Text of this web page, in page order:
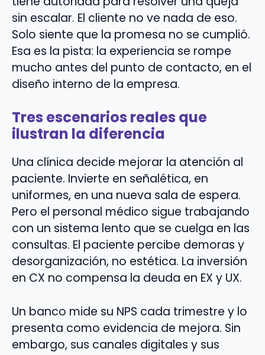
sin escalar. El cliente no ve nada de eso.
Solo siente que la promesa no se cumplió.
Esa es la pista: la experiencia se rompe
mucho antes del punto de contacto, en el
diseño interno de la empresa.
Tres escenarios reales que
ilustran la diferencia
Una clínica decide mejorar la atención al
paciente. Invierte en señalética, en
uniformes, en una nueva sala de espera.
Pero el personal médico sigue trabajando
con un sistema lento que se cuelga en las
consultas. El paciente percibe demoras y
desorganización, no estética. La inversión
en CX no compensa la deuda en EX y UX.
Un banco mide su NPS cada trimestre y lo
presenta como evidencia de mejora. Sin
embargo, sus canales digitales y sus